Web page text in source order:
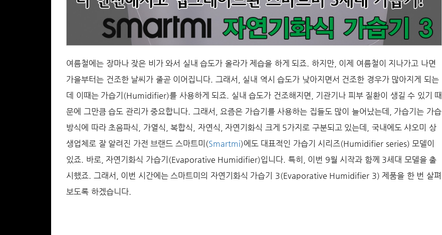
여름철에는 장마나 잦은 비가 와서 실내 습도가 올라가 제습을 하게 되죠. 하지만, 이제 여름철이 지나가고 나면
가을부터는 건조한 날씨가 줄곧 이어집니다. 그래서, 실내 역시 습도가 낮아지면서 건조한 경우가 많아지게 되는
데 이때는 가습기(Humidifier)를 사용하게 되죠. 실내 습도가 건조해지면, 기관기나 피부 질환이 생길 수 있기 때
문에 그만큼 습도 관리가 중요합니다. 그래서, 요즘은 가습기를 사용하는 집들도 많이 늘어났는데, 가습기는 가습
방식에 따라 초음파식, 가열식, 복합식, 자연식, 자연기화식 크게 5가지로 구분되고 있는데, 국내에도 샤오미 상
생업체로 잘 알려진 가전 브랜드 스마트미(Smartmi)에도 대표적인 가습기 시리즈(Humidifier series) 모델이
있죠. 바로, 자연기화식 가습기(Evaporative Humidifier)입니다. 특히, 이번 9월 시작과 함께 3세대 모델을 출
시했죠. 그래서, 이번 시간에는 스마트미의 자연기화식 가습기 3(Evaporative Humidifier 3) 제품을 한 번 살펴
보도록 하겠습니다.